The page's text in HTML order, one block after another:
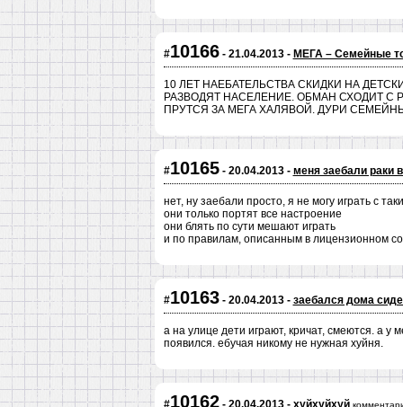
#10166- 21.04.2013 - МЕГА – Семейные
10 ЛЕТ НАЕБАТЕЛЬСТВА СКИДКИ НА
РАЗВОДЯТ НАСЕЛЕНИЕ. ОБМАН СХОДИТ С
ПРУТСЯ ЗА МЕГА ХАЛЯВОЙ. ДУРИ
#10165- 20.04.2013 - меня заебали раки
нет, ну заебали просто, я не могу играть с
они только портят все настроение
они блять по сути мешают играть
и по правилам, описанным в лицензионном
#10163- 20.04.2013 - заебался дома
а на улице дети играют, кричат, смеются. а у
появился. ебучая никому не нужная хуйня.
#10162- 20.04.2013 - хуйхуйхуй